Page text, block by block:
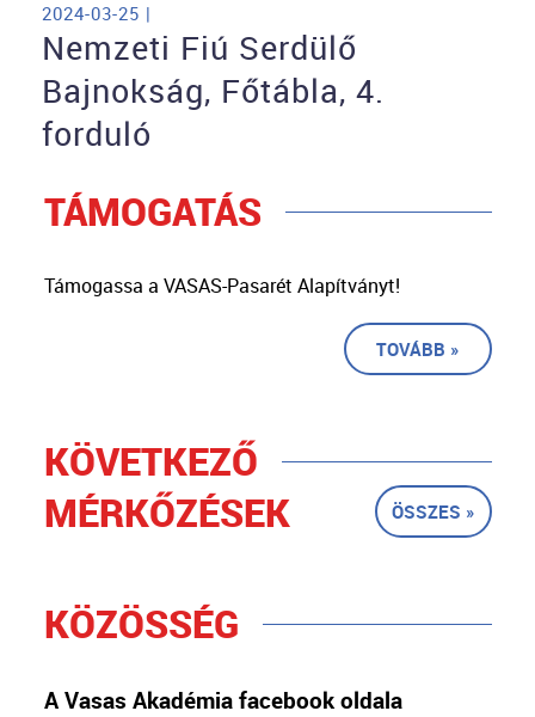
2024-03-25 |
Nemzeti Fiú Serdülő
Bajnokság, Főtábla, 4.
forduló
TÁMOGATÁS
Támogassa a VASAS-Pasarét Alapítványt!
TOVÁBB »
KÖVETKEZŐ
MÉRKŐZÉSEK
ÖSSZES »
KÖZÖSSÉG
A Vasas Akadémia facebook oldala